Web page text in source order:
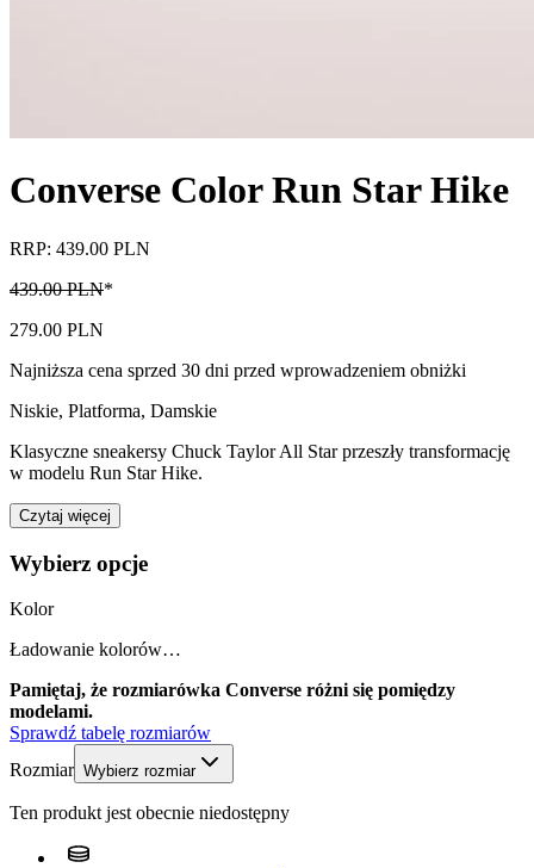
Converse Color Run Star Hike
RRP: 439.00 PLN
439.00 PLN*
279.00 PLN
Najniższa cena sprzed 30 dni przed wprowadzeniem obniżki
Niskie, Platforma, Damskie
Klasyczne sneakersy Chuck Taylor All Star przeszły transformację
w modelu Run Star Hike.
Czytaj więcej
Wybierz opcje
Kolor
Ładowanie kolorów…
Pamiętaj, że rozmiarówka Converse różni się pomiędzy
modelami.
Sprawdź tabelę rozmiarów
Rozmiar Wybierz rozmiar
Ten produkt jest obecnie niedostępny